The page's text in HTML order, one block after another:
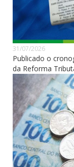
31/07/2026
Publicado o
da Reforma